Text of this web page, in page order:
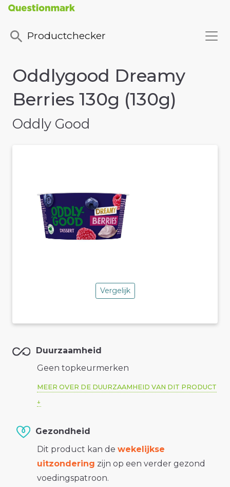
Productchecker
Oddlygood Dreamy
Berries 130g (130g)
Oddly Good
Vergelijk
Duurzaamheid
Geen topkeurmerken
MEER OVER DE DUURZAAMHEID VAN DIT PRODUCT
Gezondheid
Dit product kan de wekelijkse
uitzondering zijn op een verder gezond
voedingspatroon.